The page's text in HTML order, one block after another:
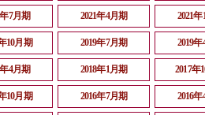
7月期 2021年4月期 2021
10月期 2019年7月期 2019
4月期 2018年1月期 2017年
10月期 2016年7月期 2016